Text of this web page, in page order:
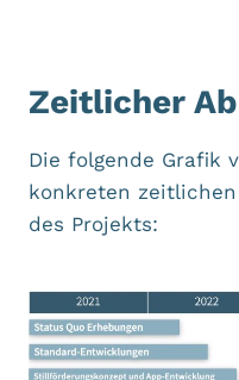
Zeitlicher
Die folgende Grafik
konkreten
des Projekts: